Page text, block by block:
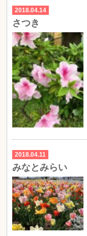
2018.04.14
さつき
2018.04.11
みなとみらい